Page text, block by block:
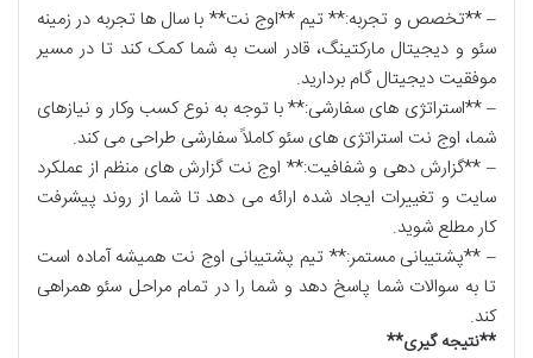
– **تخصص و تجربه:** تیم **اوج نت** با سال ها تجربه در زمینه
سئو و دیجیتال مارکتینگ، قادر است به شما کمک کند تا در مسیر
موفقیت دیجیتال گام بردارید.
– **استراتژی های سفارشی:** با توجه به نوع کسب وکار و نیازهای
شما، اوج نت استراتژی های سئو کاملاً سفارشی طراحی می کند.
– **گزارش دهی و شفافیت:** اوج نت گزارش های منظم از عملکرد
سایت و تغییرات ایجاد شده ارائه می دهد تا شما از روند پیشرفت
کار مطلع شوید.
– **پشتیبانی مستمر:** تیم پشتیبانی اوج نت همیشه آماده است
تا به سوالات شما پاسخ دهد و شما را در تمام مراحل سئو همراهی
کند.
**نتیجه گیری**